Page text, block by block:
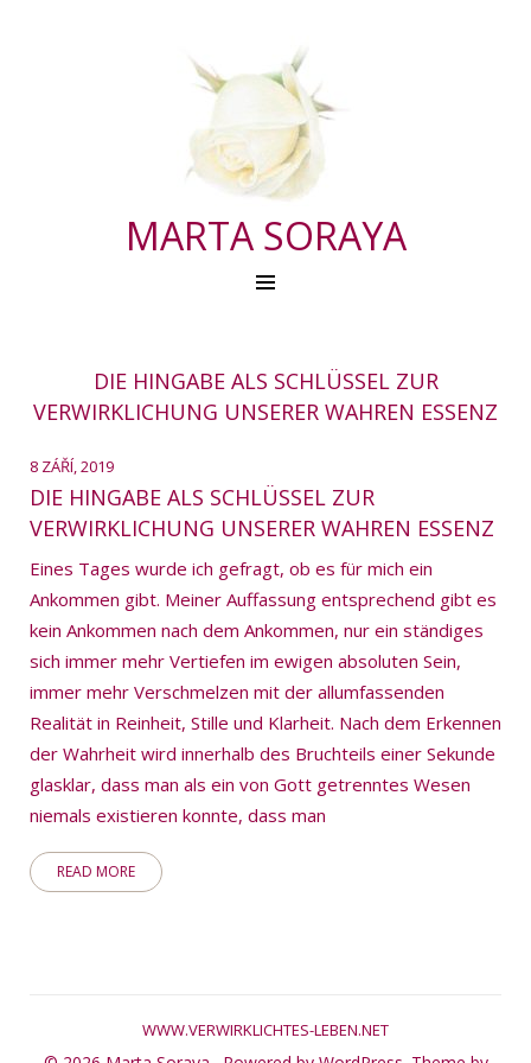
MARTA SORAYA
DIE HINGABE ALS SCHLÜSSEL ZUR
VERWIRKLICHUNG UNSERER WAHREN ESSENZ
8 ZÁŘÍ, 2019
DIE HINGABE ALS SCHLÜSSEL ZUR
VERWIRKLICHUNG UNSERER WAHREN ESSENZ
Eines Tages wurde ich gefragt, ob es für mich ein
Ankommen gibt. Meiner Auffassung entsprechend gibt es
kein Ankommen nach dem Ankommen, nur ein ständiges
sich immer mehr Vertiefen im ewigen absoluten Sein,
immer mehr Verschmelzen mit der allumfassenden
Realität in Reinheit, Stille und Klarheit. Nach dem Erkennen
der Wahrheit wird innerhalb des Bruchteils einer Sekunde
glasklar, dass man als ein von Gott getrenntes Wesen
niemals existieren konnte, dass man
READ MORE
WWW.VERWIRKLICHTES-LEBEN.NET